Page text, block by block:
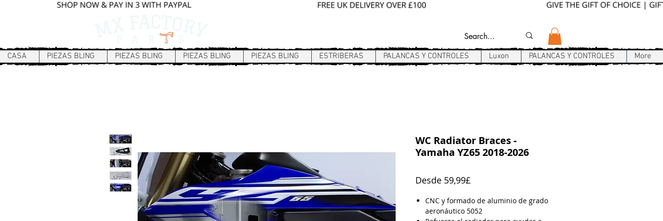
CASA PIEZAS BLING PIEZAS BLING PIEZAS BLING PIEZAS BLING ESTRIBERAS PALANCAS Y CONTROLES Luxon PALANCAS Y CONTROLES More
WC Radiator Braces -
Yamaha YZ65 2018-2026
Desde 59,99£
oferta
CNC y formado de aluminio de grado
aeronáutico 5052